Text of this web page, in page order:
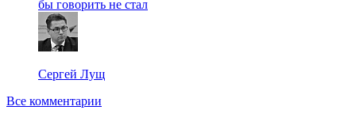
бы говорить не стал
Сергей Лущ
Все комментарии